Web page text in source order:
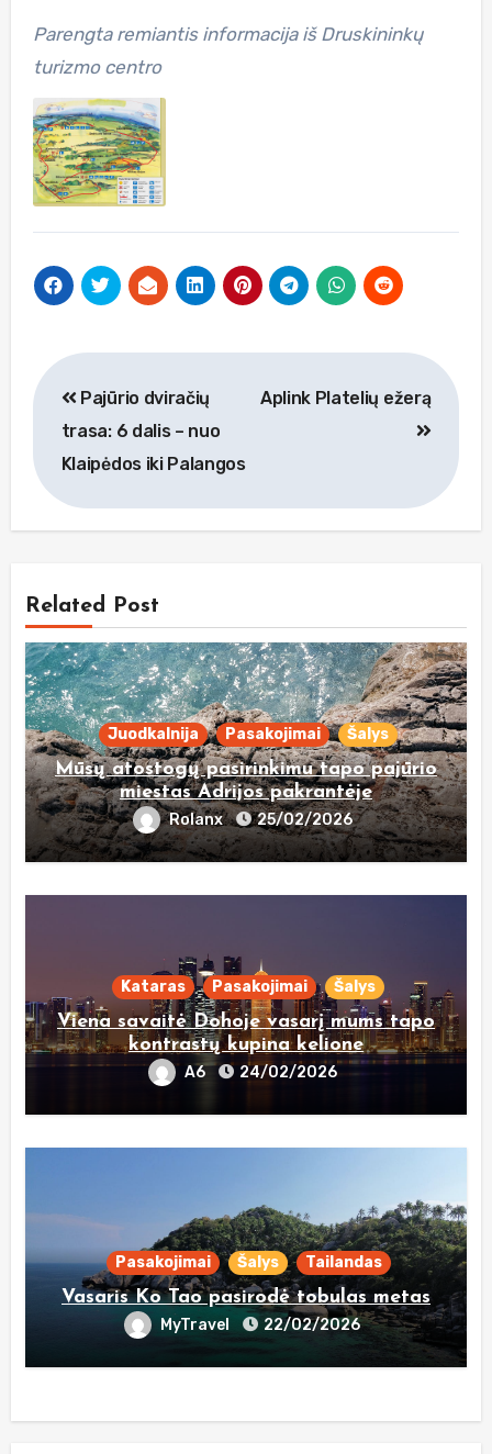
Parengta remiantis informacija iš Druskininkų
turizmo centro
Navigacija
tarp
įrašų
Pajūrio dviračių
trasa: 6 dalis – nuo
Klaipėdos iki Palangos
Aplink Platelių ežerą
Related Post
Juodkalnija Pasakojimai Šalys
Mūsų atostogų pasirinkimu tapo pajūrio
miestas Adrijos pakrantėje
Rolanx 25/02/2026
Kataras Pasakojimai Šalys
Viena savaitė Dohoje vasarį mums tapo
kontrastų kupina kelione
A6 24/02/2026
Pasakojimai Šalys Tailandas
Vasaris Ko Tao pasirodė tobulas metas
MyTravel 22/02/2026